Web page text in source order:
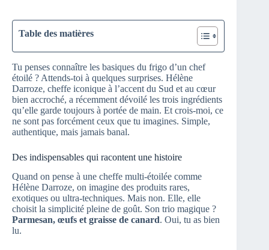
Table des matières
Tu penses connaître les basiques du frigo d’un chef
étoilé ? Attends-toi à quelques surprises. Hélène
Darroze, cheffe iconique à l’accent du Sud et au cœur
bien accroché, a récemment dévoilé les trois ingrédients
qu’elle garde toujours à portée de main. Et crois-moi, ce
ne sont pas forcément ceux que tu imagines. Simple,
authentique, mais jamais banal.
Des indispensables qui racontent une histoire
Quand on pense à une cheffe multi-étoilée comme
Hélène Darroze, on imagine des produits rares,
exotiques ou ultra-techniques. Mais non. Elle, elle
choisit la simplicité pleine de goût. Son trio magique ?
Parmesan, œufs et graisse de canard. Oui, tu as bien
lu.